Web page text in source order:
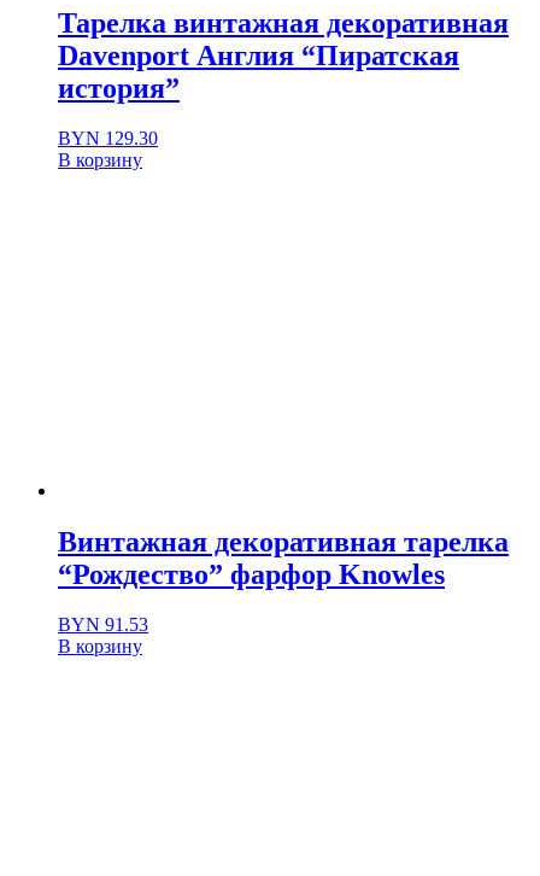
Тарелка винтажная декоративная
Davenport Англия “Пиратская
история”
BYN 129.30
В корзину
Винтажная декоративная тарелка
“Рождество” фарфор Knowles
BYN 91.53
В корзину